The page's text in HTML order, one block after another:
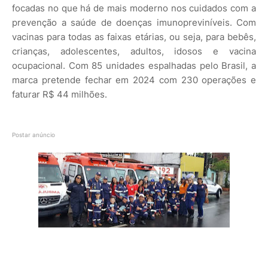
focadas no que há de mais moderno nos cuidados com a
prevenção a saúde de doenças imunopreviníveis. Com
vacinas para todas as faixas etárias, ou seja, para bebês,
crianças, adolescentes, adultos, idosos e vacina
ocupacional. Com 85 unidades espalhadas pelo Brasil, a
marca pretende fechar em 2024 com 230 operações e
faturar R$ 44 milhões.
Postar anúncio